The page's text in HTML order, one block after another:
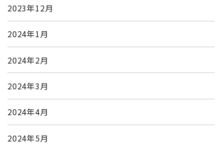
2023年12月
2024年1月
2024年2月
2024年3月
2024年4月
2024年5月